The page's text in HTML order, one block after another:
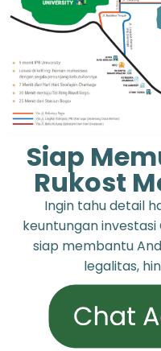
Siap
Rukost
Ingin tahu detail
keuntungan investasi
siap membantu
legalitas,